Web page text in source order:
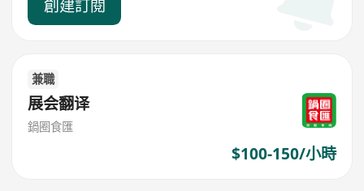
創建訂閱
兼職
展会翻译
鍋圈食匯
$100-150/小時